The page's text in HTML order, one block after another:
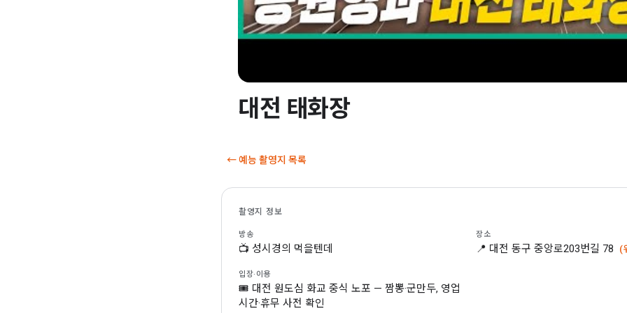
▶
대전 태화장
← 예능 촬영지 목록
촬영지 정보
방송
📺 성시경의 먹을텐데
장소
📍 대전 동구 중앙로203번길 78 (
입장·이용
🎟 대전 원도심 화교 중식 노포 — 짬뽕·군만두, 영업
시간·휴무 사전 확인